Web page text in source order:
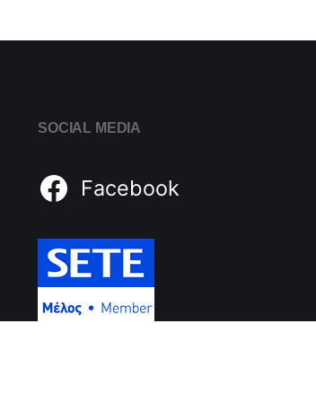
SOCIAL MEDIA
Facebook